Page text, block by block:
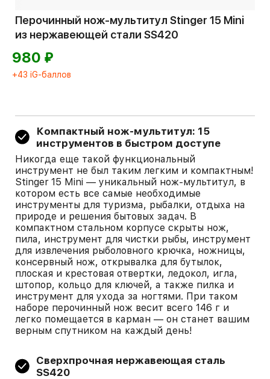
Перочинный нож-мультитул Stinger 15 Mini
из нержавеющей стали SS420
980 ⃏
+43 iG-баллов
Компактный нож-мультитул: 15
инструментов в быстром доступе
Никогда еще такой функциональный
инструмент не был таким легким и компактным!
Stinger 15 Mini — уникальный нож-мультитул, в
котором есть все самые необходимые
инструменты для туризма, рыбалки, отдыха на
природе и решения бытовых задач. В
компактном стальном корпусе скрыты нож,
пила, инструмент для чистки рыбы, инструмент
для извлечения рыболовного крючка, ножницы,
консервный нож, открывалка для бутылок,
плоская и крестовая отвертки, ледокол, игла,
штопор, кольцо для ключей, а также пилка и
инструмент для ухода за ногтями. При таком
наборе перочинный нож весит всего 146 г и
легко помещается в карман — он станет вашим
верным спутником на каждый день!
Сверхпрочная нержавеющая сталь
SS420